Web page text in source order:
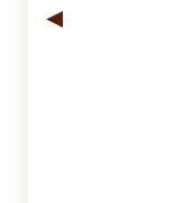
◄